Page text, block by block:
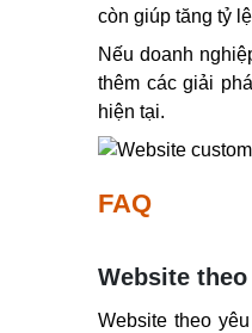
còn giúp tăng tỷ
Nếu doanh
thêm các giải
hiện tại.
FAQ
Website
Website theo